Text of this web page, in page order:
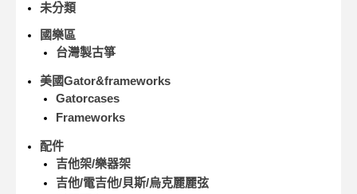
未分類
國樂區
台灣製古箏
美國Gator&frameworks
Gatorcases
Frameworks
配件
吉他架/樂器架
吉他/電吉他/貝斯/烏克麗麗弦